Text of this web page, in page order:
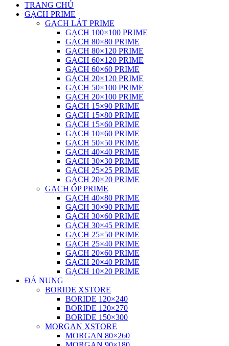
TRANG CHỦ
GẠCH PRIME
GẠCH LÁT PRIME
GẠCH 100×100 PRIME
GẠCH 80×80 PRIME
GẠCH 80×120 PRIME
GẠCH 60×120 PRIME
GẠCH 60×60 PRIME
GẠCH 20×120 PRIME
GẠCH 50×100 PRIME
GẠCH 20×100 PRIME
GẠCH 15×90 PRIME
GẠCH 15×80 PRIME
GẠCH 15×60 PRIME
GẠCH 10×60 PRIME
GẠCH 50×50 PRIME
GẠCH 40×40 PRIME
GẠCH 30×30 PRIME
GẠCH 25×25 PRIME
GẠCH 20×20 PRIME
GẠCH ỐP PRIME
GẠCH 40×80 PRIME
GẠCH 30×90 PRIME
GẠCH 30×60 PRIME
GẠCH 30×45 PRIME
GẠCH 25×50 PRIME
GẠCH 25×40 PRIME
GẠCH 20×60 PRIME
GẠCH 20×40 PRIME
GẠCH 10×20 PRIME
ĐÁ NUNG
BORIDE XSTORE
BORIDE 120×240
BORIDE 120×270
BORIDE 150×300
MORGAN XSTORE
MORGAN 80×260